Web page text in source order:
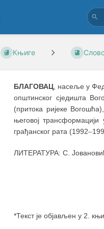
Књиге
БЛАГОВАЦ, насељe у
општинског сједишта
(притока ријеке
његовој
грађанског рата (1992–
ЛИТЕРАТУРА: С.
*Текст је објављен у 2.